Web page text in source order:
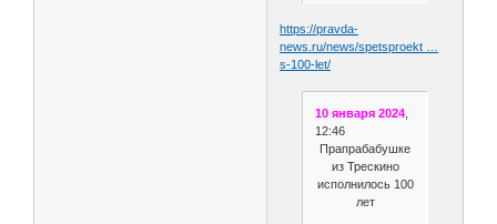
https://pravda-
news.ru/news/spetsproekt …
s-100-let/
10 января 2024,
12:46
Прапрабабушке
из Трескино
исполнилось 100
лет